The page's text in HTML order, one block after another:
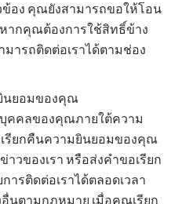
อง คุณยังสามารถขอให้โอน
กคุณต้องการใช้สิทธิ์ข้าง
ารถติดต่อเราได้ตามช่อง
นยอมของคุณ
คคลของคุณภายใต้ความ
ยกคืนความยินยอมของคุณ
วของเรา หรือส่งคำขอเรียก
รติดต่อเราได้ตลอดเวลา
อื่นตามกฎหมาย เมื่อคุณเรียก